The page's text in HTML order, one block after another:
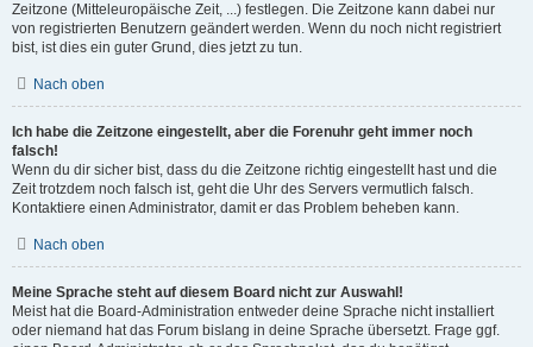
Zeitzone (Mitteleuropäische Zeit, ...) festlegen. Die Zeitzone kann dabei nur
von registrierten Benutzern geändert werden. Wenn du noch nicht registriert
bist, ist dies ein guter Grund, dies jetzt zu tun.
Nach oben
Ich habe die Zeitzone eingestellt, aber die Forenuhr geht immer noch
falsch!
Wenn du dir sicher bist, dass du die Zeitzone richtig eingestellt hast und die
Zeit trotzdem noch falsch ist, geht die Uhr des Servers vermutlich falsch.
Kontaktiere einen Administrator, damit er das Problem beheben kann.
Nach oben
Meine Sprache steht auf diesem Board nicht zur Auswahl!
Meist hat die Board-Administration entweder deine Sprache nicht installiert
oder niemand hat das Forum bislang in deine Sprache übersetzt. Frage ggf.